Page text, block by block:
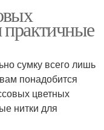
сумку всего лишь
понадобится
цветных
нитки для